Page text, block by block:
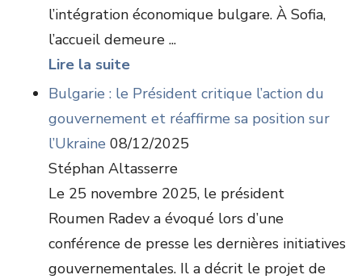
l’intégration économique bulgare. À Sofia,
l’accueil demeure ...
Lire la suite
Bulgarie : le Président critique l’action du
gouvernement et réaffirme sa position sur
l’Ukraine 08/12/2025
Stéphan Altasserre
Le 25 novembre 2025, le président
Roumen Radev a évoqué lors d’une
conférence de presse les dernières initiatives
gouvernementales. Il a décrit le projet de